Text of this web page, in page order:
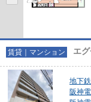
賃貸｜マンション エ
地下
阪神